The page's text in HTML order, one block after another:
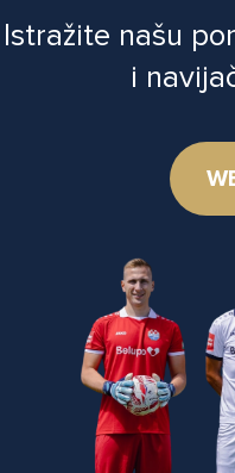
Istražite našu
i